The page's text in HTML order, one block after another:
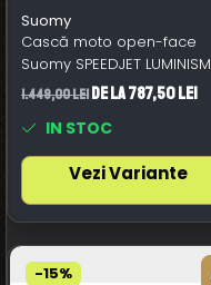
Suomy
Cască moto open-face
Suomy SPEEDJET LUMINISM
luminism antracit
1.449,00 Leide la 787,50 Lei
IN STOC
Vezi Variante
-15%